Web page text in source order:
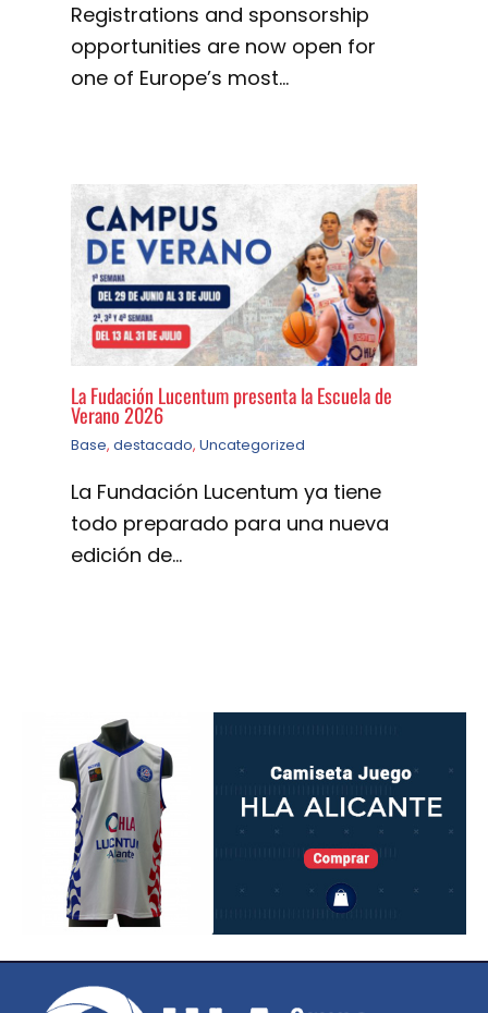
Registrations and sponsorship
opportunities are now open for
one of Europe’s most…
La Fudación Lucentum presenta la Escuela de
Verano 2026
Base, destacado, Uncategorized
La Fundación Lucentum ya tiene
todo preparado para una nueva
edición de…